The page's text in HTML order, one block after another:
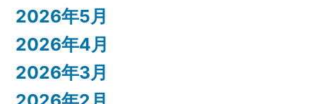
2026年5月
2026年4月
2026年3月